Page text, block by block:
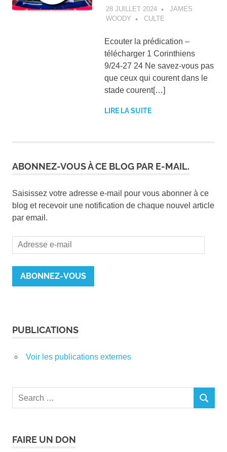
28 JUILLET 2024
JAMES
WOODY
CULTE
Ecouter la prédication –
télécharger 1 Corinthiens
9/24-27 24 Ne savez-vous pas
que ceux qui courent dans le
stade courent[…]
LIRE LA SUITE
ABONNEZ-VOUS À CE BLOG PAR E-MAIL.
Saisissez votre adresse e-mail pour vous abonner à ce
blog et recevoir une notification de chaque nouvel article
par email.
Adresse
e-
mail
ABONNEZ-VOUS
PUBLICATIONS
Voir les publications externes
Search
SEARCH
FAIRE UN DON